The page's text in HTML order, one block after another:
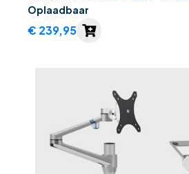
Oplaadbaar
€ 239,95